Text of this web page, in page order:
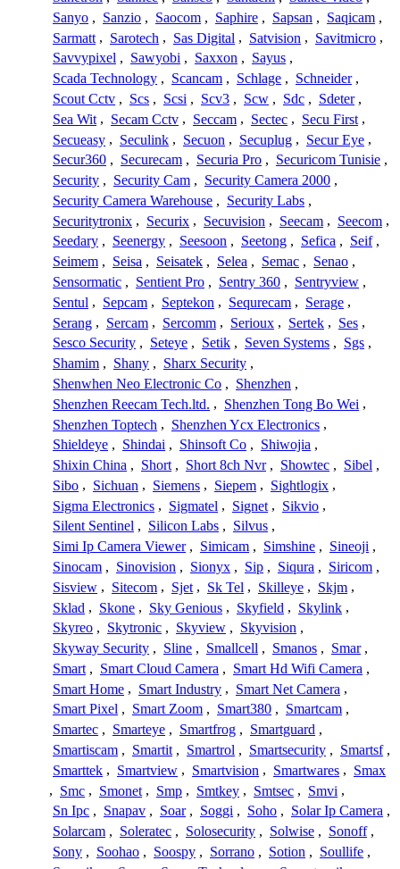
Sanyo , Sanzio , Saocom , Saphire , Sapsan , Saqicam ,
Sarmatt , Sarotech , Sas Digital , Satvision , Savitmicro ,
Savvypixel , Sawyobi , Saxxon , Sayus ,
Scada Technology , Scancam , Schlage , Schneider ,
Scout Cctv , Scs , Scsi , Scv3 , Scw , Sdc , Sdeter ,
Sea Wit , Secam Cctv , Seccam , Sectec , Secu First ,
Secueasy , Seculink , Secuon , Secuplug , Secur Eye ,
Secur360 , Securecam , Securia Pro , Securicom Tunisie ,
Security , Security Cam , Security Camera 2000 ,
Security Camera Warehouse , Security Labs ,
Securitytronix , Securix , Secuvision , Seecam , Seecom ,
Seedary , Seenergy , Seesoon , Seetong , Sefica , Seif ,
Seimem , Seisa , Seisatek , Selea , Semac , Senao ,
Sensormatic , Sentient Pro , Sentry 360 , Sentryview ,
Sentul , Sepcam , Septekon , Sequrecam , Serage ,
Serang , Sercam , Sercomm , Serioux , Sertek , Ses ,
Sesco Security , Seteye , Setik , Seven Systems , Sgs ,
Shamim , Shany , Sharx Security ,
Shenwhen Neo Electronic Co , Shenzhen ,
Shenzhen Reecam Tech.ltd. , Shenzhen Tong Bo Wei ,
Shenzhen Toptech , Shenzhen Ycx Electronics ,
Shieldeye , Shindai , Shinsoft Co , Shiwojia ,
Shixin China , Short , Short 8ch Nvr , Showtec , Sibel ,
Sibo , Sichuan , Siemens , Siepem , Sightlogix ,
Sigma Electronics , Sigmatel , Signet , Sikvio ,
Silent Sentinel , Silicon Labs , Silvus ,
Simi Ip Camera Viewer , Simicam , Simshine , Sineoji ,
Sinocam , Sinovision , Sionyx , Sip , Siqura , Siricom ,
Sisview , Sitecom , Sjet , Sk Tel , Skilleye , Skjm ,
Sklad , Skone , Sky Genious , Skyfield , Skylink ,
Skyreo , Skytronic , Skyview , Skyvision ,
Skyway Security , Sline , Smallcell , Smanos , Smar ,
Smart , Smart Cloud Camera , Smart Hd Wifi Camera ,
Smart Home , Smart Industry , Smart Net Camera ,
Smart Pixel , Smart Zoom , Smart380 , Smartcam ,
Smartec , Smarteye , Smartfrog , Smartguard ,
Smartiscam , Smartit , Smartrol , Smartsecurity , Smartsf ,
Smarttek , Smartview , Smartvision , Smartwares , Smax
, Smc , Smonet , Smp , Smtkey , Smtsec , Smvi ,
Sn Ipc , Snapav , Soar , Soggi , Soho , Solar Ip Camera ,
Solarcam , Soleratec , Solosecurity , Solwise , Sonoff ,
Sony , Soohao , Soospy , Sorrano , Sotion , Soullife ,